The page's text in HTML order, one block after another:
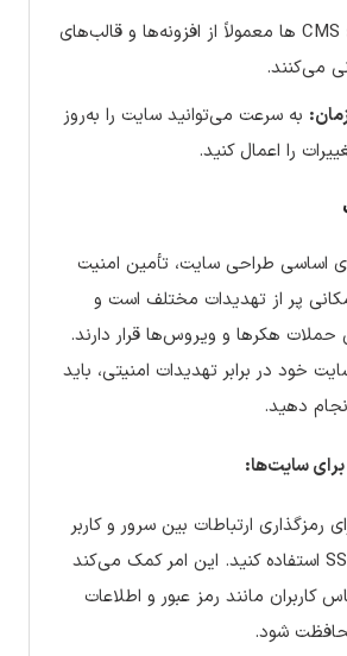
CMS ها معمولاً از افزونه‌ها و قالب‌های
می‌کنند.
به سرعت می‌توانید سایت را به‌روز
را اعمال کنید.
اساسی طراحی سایت، تأمین امنیت
پر از تهدیدات مختلف است و
هکرها و ویروس‌ها قرار دارند.
خود در برابر تهدیدات امنیتی، باید
دهید.
برای سایت‌ها:
رمزگذاری ارتباطات بین سرور و کاربر
باید از گواهی SSL استفاده کنید. این امر کمک می‌کند
کاربران مانند رمز عبور و اطلاعات
شود.